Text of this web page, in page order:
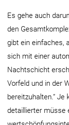
Es gehe auch
den
gibt ein einfaches,
sich mit einer
Nachtschicht
Vorfeld und in der
bereitzuhalten.“
detaillierter müsse